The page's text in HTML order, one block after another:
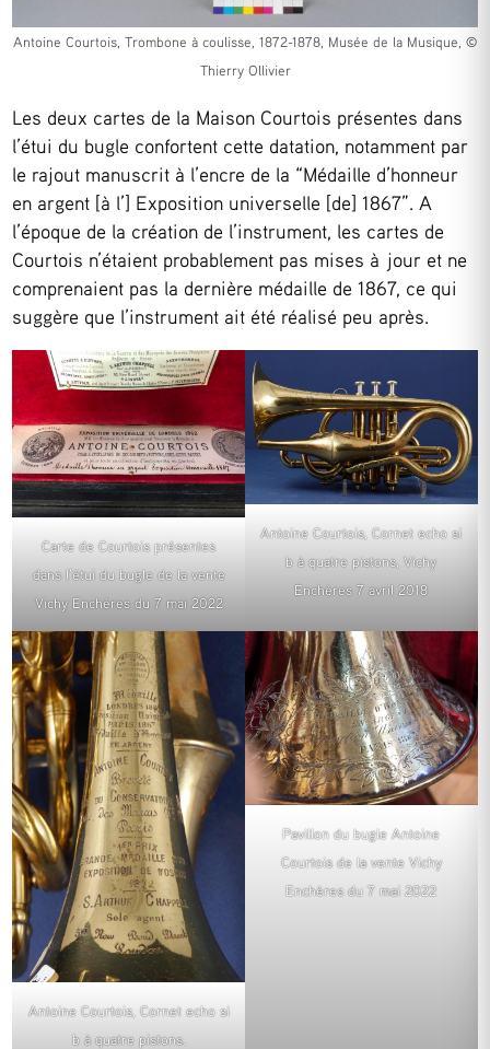
Antoine Courtois, Trombone à coulisse, 1872-1878, Musée de la Musique, ©
Thierry Ollivier
Les deux cartes de la Maison Courtois présentes dans
l’étui du bugle confortent cette datation, notamment par
le rajout manuscrit à l’encre de la “Médaille d’honneur
en argent [à l’] Exposition universelle [de] 1867”. A
l’époque de la création de l’instrument, les cartes de
Courtois n’étaient probablement pas mises à jour et ne
comprenaient pas la dernière médaille de 1867, ce qui
suggère que l’instrument ait été réalisé peu après.
Carte de Courtois présentes
dans l’étui du bugle de la vente
Vichy Enchères du 7 mai 2022
Antoine Courtois, Cornet echo si
b à quatre pistons, Vichy
Enchères 7 avril 2018
Antoine Courtois, Cornet echo si
b à quatre pistons.
Pavillon du bugle Antoine
Courtois de la vente Vichy
Enchères du 7 mai 2022